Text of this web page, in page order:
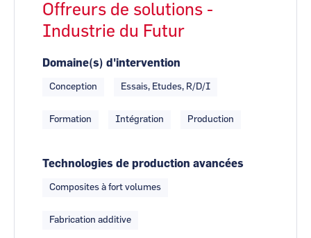
Offreurs de solutions -
Industrie du Futur
Domaine(s) d'intervention
Conception Essais, Etudes, R/D/I
Formation Intégration Production
Technologies de production avancées
Composites à fort volumes
Fabrication additive